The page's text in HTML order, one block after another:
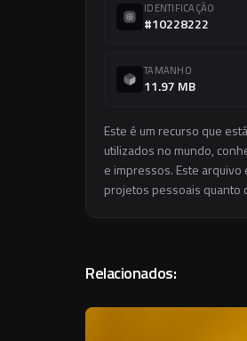
IDENTIFICAÇÃO
#10228222
TAMANHO
11.97 MB
Este é um recurso que
utilizados no mundo,
e impressos. Este
projetos pessoais quanto
Relacionados: